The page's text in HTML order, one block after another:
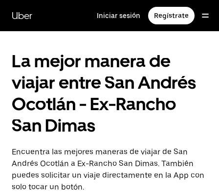
contenido
principal
Uber Iniciar sesión Regístrate
La mejor manera de
viajar entre San Andrés
Ocotlán - Ex-Rancho
San Dimas
Encuentra las mejores maneras de viajar de San
Andrés Ocotlán a Ex-Rancho San Dimas. También
puedes solicitar un viaje directamente en la App con
solo tocar un botón.